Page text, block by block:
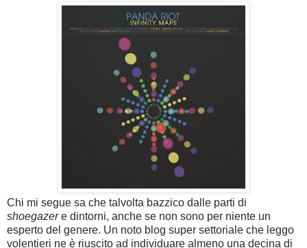
Chi mi segue sa che talvolta bazzico dalle parti di
shoegazere dintorni, anche se non sono per niente un
esperto del genere. Un noto blog super settoriale che leggo
volentieri ne è riuscito ad individuare almeno una decina di